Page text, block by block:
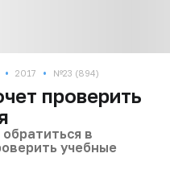
• 2017 • №23 (894)
проверить
в
учебные